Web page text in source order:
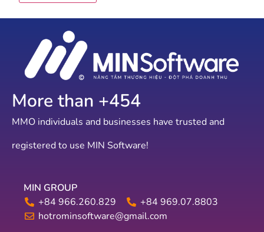
MMO individuals and businesses have trusted and
registered to use MIN Software!
More than +573
MIN GROUP
+84 966.260.829
+84 969.07.8803
hotrominsoftware@gmail.com